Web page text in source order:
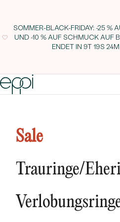
SOMMER-BLACK-FRIDAY: -25 %
UND -10 % AUF SCHMUCK AUF
ENDET IN9T 19S 24M
Sale
Trauringe/
NEUHEITEN
und Diamanten